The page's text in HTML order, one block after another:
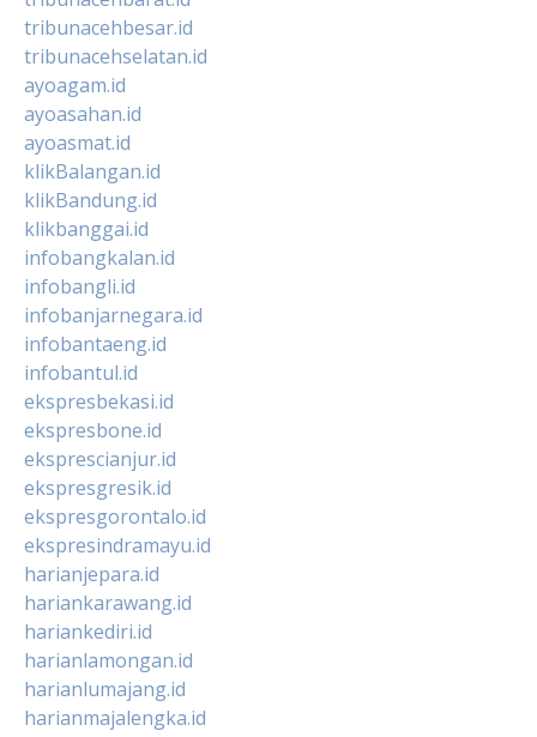
tribunacehbesar.id
tribunacehselatan.id
ayoagam.id
ayoasahan.id
ayoasmat.id
klikBalangan.id
klikBandung.id
klikbanggai.id
infobangkalan.id
infobangli.id
infobanjarnegara.id
infobantaeng.id
infobantul.id
ekspresbekasi.id
ekspresbone.id
eksprescianjur.id
ekspresgresik.id
ekspresgorontalo.id
ekspresindramayu.id
harianjepara.id
hariankarawang.id
hariankediri.id
harianlamongan.id
harianlumajang.id
harianmajalengka.id